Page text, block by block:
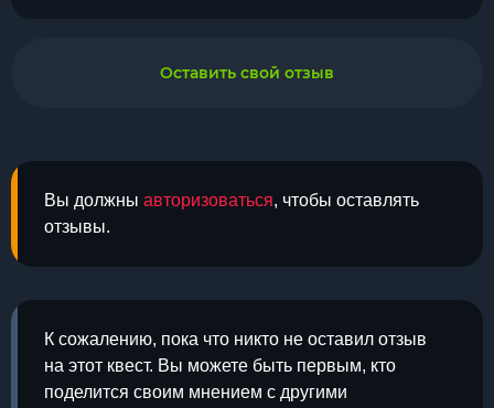
Вы должны авторизоваться, чтобы оставлять
отзывы.
К сожалению, пока что никто не оставил отзыв
на этот квест. Вы можете быть первым, кто
поделится своим мнением с другими
Оставить свой отзыв